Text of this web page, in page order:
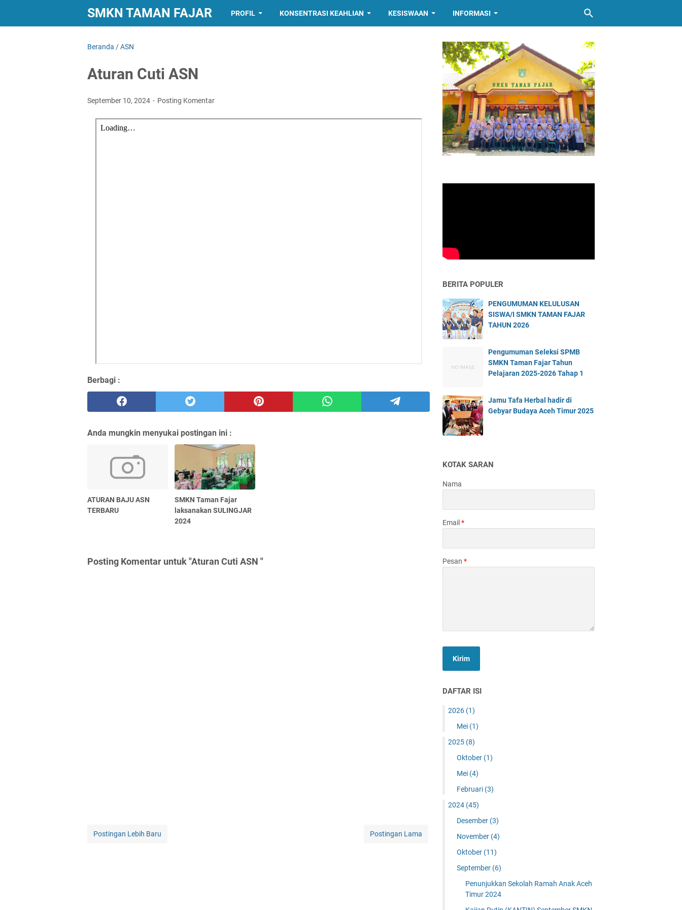
SMKN TAMAN FAJAR PROFIL KONSENTRASI KEAHLIAN KESISWAAN INFORMASI
Beranda /ASN
Aturan Cuti ASN
September 10, 2024 Posting Komentar
Berbagi :
Anda mungkin menyukai postingan ini :
ATURAN BAJU ASN
TERBARU
SMKN Taman Fajar
laksanakan SULINGJAR
2024
Posting Komentar untuk "Aturan Cuti ASN "
Postingan Lebih Baru Postingan Lama
BERITA POPULER
PENGUMUMAN KELULUSAN
SISWA/I SMKN TAMAN FAJAR
TAHUN 2026
Pengumuman Seleksi SPMB
SMKN Taman Fajar Tahun
Pelajaran 2025-2026 Tahap 1
Jamu Tafa Herbal hadir di
Gebyar Budaya Aceh Timur 2025
KOTAK SARAN
Nama
Email *
Pesan *
DAFTAR ISI
2026 (1)
Mei (1)
2025 (8)
Oktober (1)
Mei (4)
Februari (3)
2024 (45)
Desember (3)
November (4)
Oktober (11)
September (6)
Penunjukkan Sekolah Ramah Anak Aceh
Timur 2024